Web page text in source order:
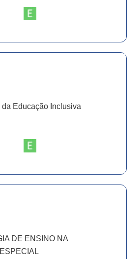
da Educação Inclusiva
DE ENSINO NA